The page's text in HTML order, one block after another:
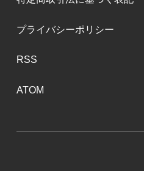
プライバシーポリシー
RSS
ATOM